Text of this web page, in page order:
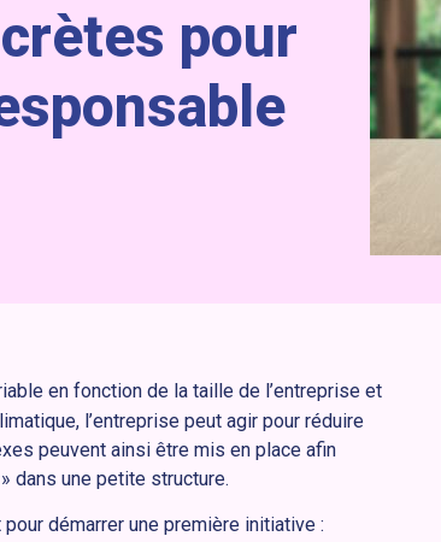
pour
en fonction de la taille de l’entreprise et
l’entreprise peut agir pour réduire
peuvent ainsi être mis en place afin
dans une petite structure.
démarrer une première initiative :